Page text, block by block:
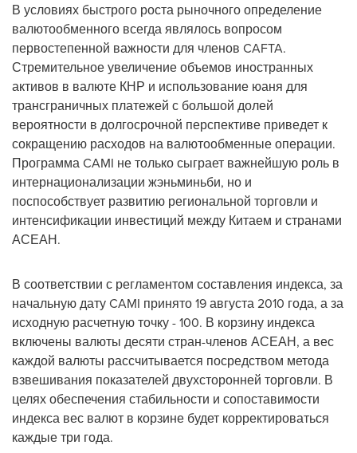
В условиях быстрого роста рыночного определение
валютообменного всегда являлось вопросом
первостепенной важности для членов CAFTA.
Стремительное увеличение объемов иностранных
активов в валюте КНР и использование юаня для
трансграничных платежей с большой долей
вероятности в долгосрочной перспективе приведет к
сокращению расходов на валютообменные операции.
Программа CAMI не только сыграет важнейшую роль в
интернационализации жэньминьби, но и
поспособствует развитию региональной торговли и
интенсификации инвестиций между Китаем и странами
АСЕАН.
В соответствии с регламентом составления индекса, за
начальную дату CAMI принято 19 августа 2010 года, а за
исходную расчетную точку - 100. В корзину индекса
включены валюты десяти стран-членов АСЕАН, а вес
каждой валюты рассчитывается посредством метода
взвешивания показателей двухсторонней торговли. В
целях обеспечения стабильности и сопоставимости
индекса вес валют в корзине будет корректироваться
каждые три года.